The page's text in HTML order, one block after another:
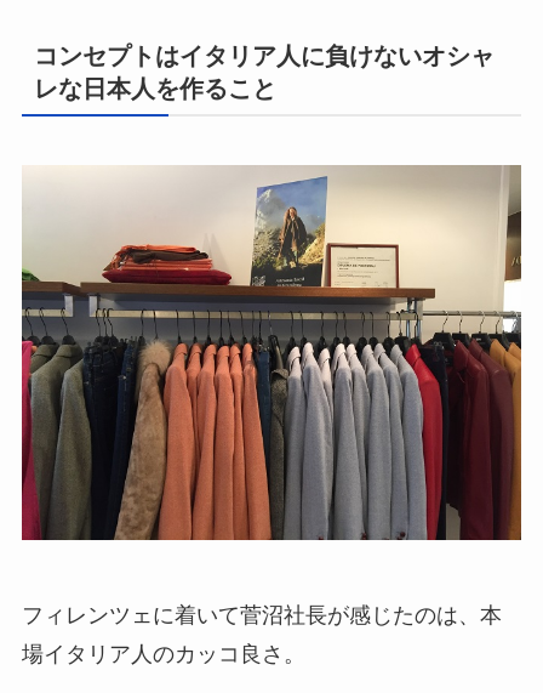
コンセプトはイタリア人に負けないオシャ
レな日本人を作ること
フィレンツェに着いて菅沼社長が感じたのは、本
場イタリア人のカッコ良さ。